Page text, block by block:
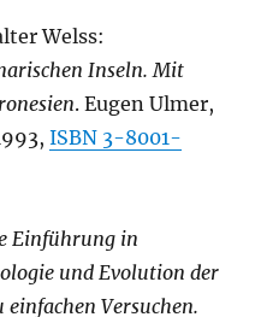
Welss:
Inseln. Mit
. Eugen Ulmer,
ISBN 3-8001-
Einführung in
und Evolution der
Versuchen.